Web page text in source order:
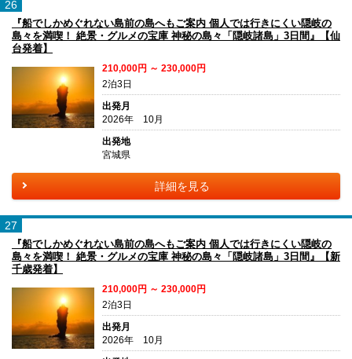
26
『船でしかめぐれない島前の島へもご案内 個人では行きにくい隠岐の
島々を満喫！ 絶景・グルメの宝庫 神秘の島々「隠岐諸島」3日間』【仙
台発着】
210,000円 ～ 230,000円
2泊3日
出発月
2026年 10月
出発地
宮城県
詳細を見る
27
『船でしかめぐれない島前の島へもご案内 個人では行きにくい隠岐の
島々を満喫！ 絶景・グルメの宝庫 神秘の島々「隠岐諸島」3日間』【新
千歳発着】
210,000円 ～ 230,000円
2泊3日
出発月
2026年 10月